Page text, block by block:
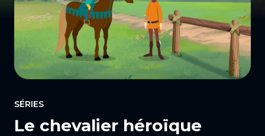
SÉRIES
Le chevalier héroïque